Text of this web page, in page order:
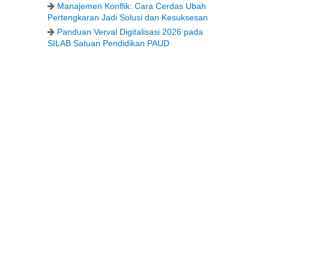
Manajemen Konflik: Cara Cerdas Ubah
Pertengkaran Jadi Solusi dan Kesuksesan
Panduan Verval Digitalisasi 2026 pada
SILAB Satuan Pendidikan PAUD